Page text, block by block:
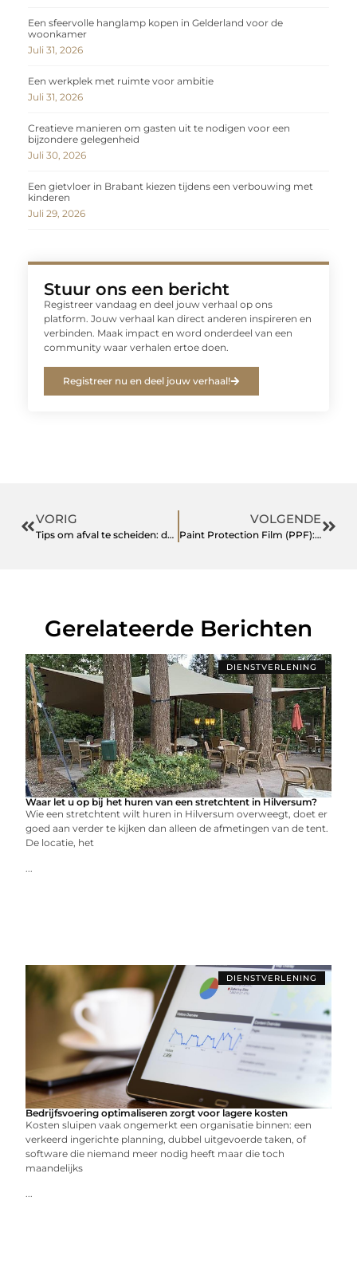
Een sfeervolle hanglamp kopen in Gelderland voor de
woonkamer
Juli 31, 2026
Een werkplek met ruimte voor ambitie
Juli 31, 2026
Creatieve manieren om gasten uit te nodigen voor een
bijzondere gelegenheid
Juli 30, 2026
Een gietvloer in Brabant kiezen tijdens een verbouwing met
kinderen
Juli 29, 2026
Stuur ons een bericht
Registreer vandaag en deel jouw verhaal op ons
platform. Jouw verhaal kan direct anderen inspireren en
verbinden. Maak impact en word onderdeel van een
community waar verhalen ertoe doen.
Registreer nu en deel jouw verhaal!
VORIG
Tips om afval te scheiden: duurzaamheid begint bij jouw afvalbak!
VOLGENDE
Paint Protection Film (PPF): Waarom Dit De Gouden Standaard Is Voor Lakbescherming
Gerelateerde Berichten
DIENSTVERLENING
Waar let u op bij het huren van een stretchtent in Hilversum?
Wie een stretchtent wilt huren in Hilversum overweegt, doet er
goed aan verder te kijken dan alleen de afmetingen van de tent.
De locatie, het
...
DIENSTVERLENING
Bedrijfsvoering optimaliseren zorgt voor lagere kosten
Kosten sluipen vaak ongemerkt een organisatie binnen: een
verkeerd ingerichte planning, dubbel uitgevoerde taken, of
software die niemand meer nodig heeft maar die toch
maandelijks
...